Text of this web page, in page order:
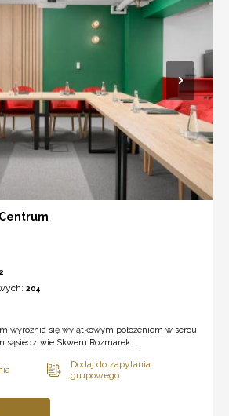
204
wyróżnia się wyjątkowym położeniem w sercu
sąsiedztwie Skweru Rozmarek ...